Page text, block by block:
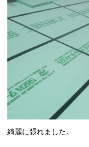
綺麗に張れました。